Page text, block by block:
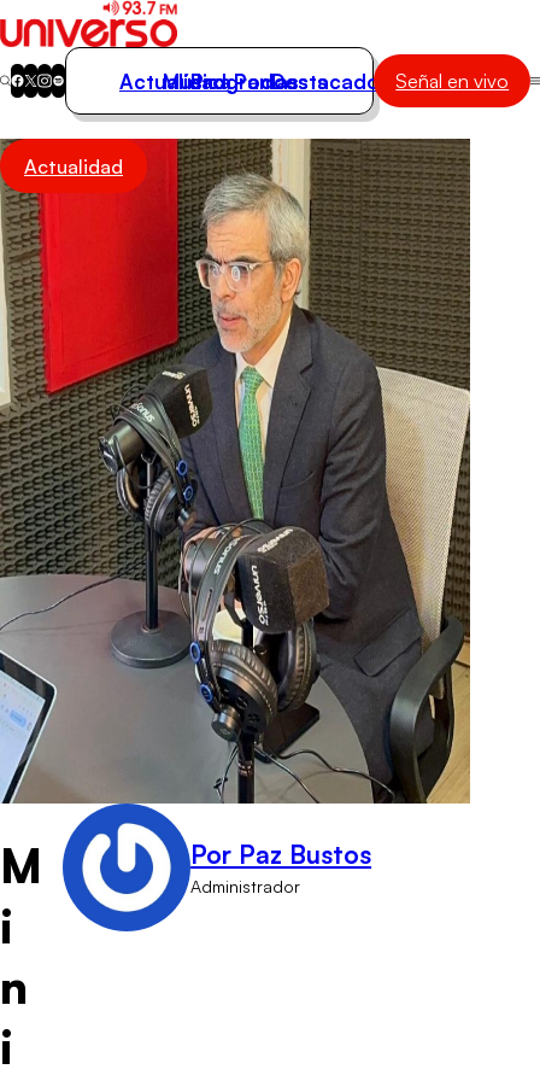
Actualidad
Música
Programas
Podcasts
Destacados
Actualidad
Música
Programas
Podcasts
Destacados Señal en vivo
Actualidad
M
i
n
i
Por Paz Bustos
Administrador